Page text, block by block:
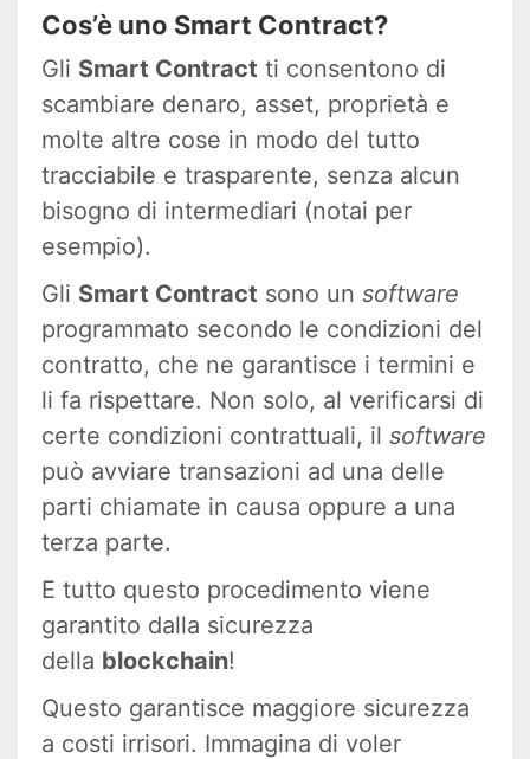
Cos’è uno Smart Contract?
Gli Smart Contract ti consentono di
scambiare denaro, asset, proprietà e
molte altre cose in modo del tutto
tracciabile e trasparente, senza alcun
bisogno di intermediari (notai per
esempio).
Gli Smart Contract sono un software
programmato secondo le condizioni del
contratto, che ne garantisce i termini e
li fa rispettare. Non solo, al verificarsi di
certe condizioni contrattuali, il software
può avviare transazioni ad una delle
parti chiamate in causa oppure a una
terza parte.
E tutto questo procedimento viene
garantito dalla sicurezza
della blockchain!
Questo garantisce maggiore sicurezza
a costi irrisori. Immagina di voler